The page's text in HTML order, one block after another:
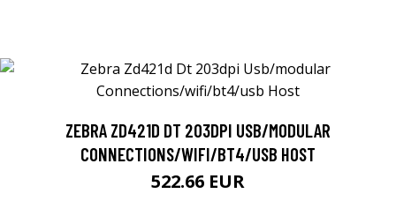
ZEBRA ZD421D DT 203DPI USB/MODULAR
CONNECTIONS/WIFI/BT4/USB HOST
522.66 EUR